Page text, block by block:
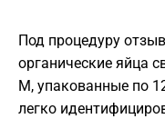
Под процедуру
органические яйца
M, упакованные по
легко